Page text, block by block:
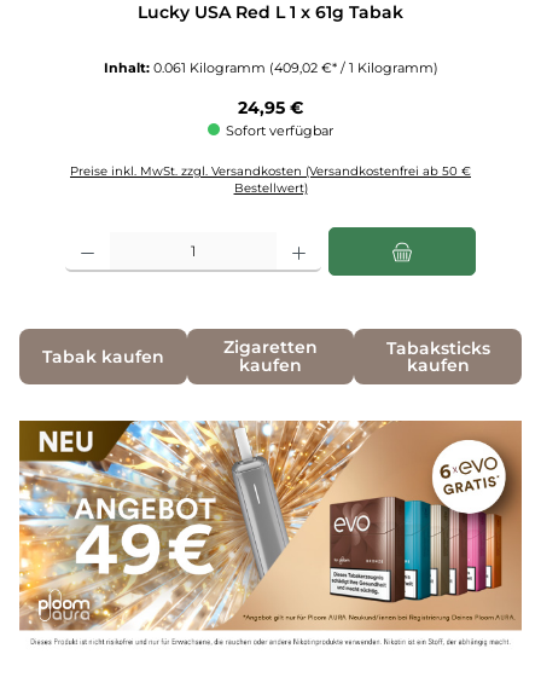
Lucky USA Red L 1 x 61g Tabak
Inhalt: 0.061 Kilogramm (409,02 €* / 1 Kilogramm)
Regulärer Preis:
24,95 €
Sofort verfügbar
Preise inkl. MwSt. zzgl. Versandkosten (Versandkostenfrei ab 50 €
Bestellwert)
Tabak kaufen
Zigaretten
kaufen
Tabaksticks
kaufen